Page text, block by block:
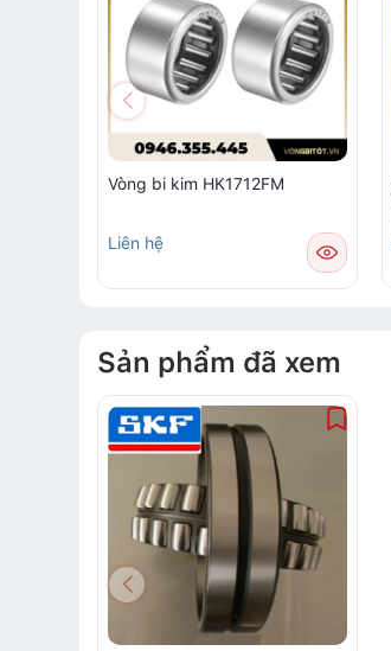
Vòng bi kim HK1712FM
Liên hệ
Sản phẩm đã xem